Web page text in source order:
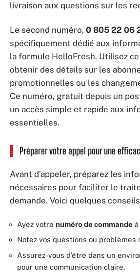
livraison aux questions sur les
Le second numéro, 0 805 22 06
spécifiquement dédié aux
la formule HelloFresh. Utilisez
obtenir des détails sur les
promotionnelles ou les
Ce numéro, gratuit depuis un
un accès simple et rapide aux
essentielles.
Préparer votre appel pour une
Avant d’appeler, préparez les
nécessaires pour faciliter le
demande. Voici quelques
Ayez votre numéro de commande
Notez vos questions ou problèmes
Assurez-vous d’être dans un
pour une communication claire.